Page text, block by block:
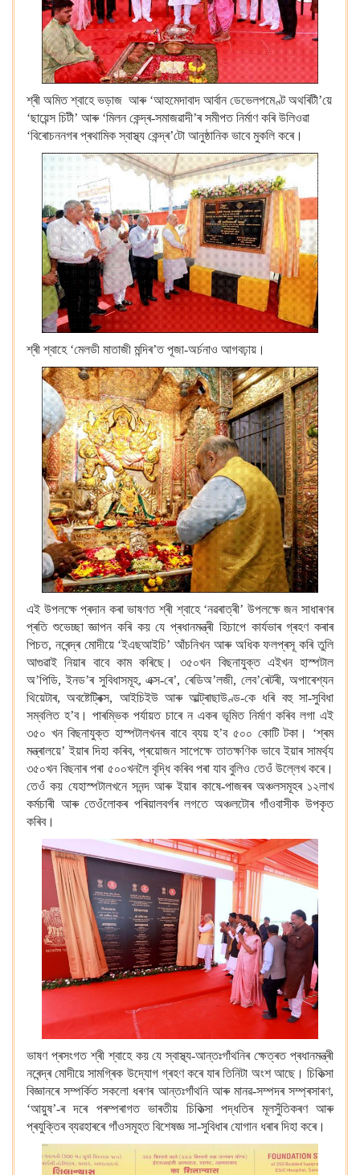
শ্ৰী অমিত শ্বাহে ভড়াজ আৰু ‘আহমেদাবাদ আৰ্বান ডেভেলপমেণ্ট অথৰিটী’য়ে
‘ছায়েন্স চিটী’ আৰু ‘মিলন কেন্দ্ৰ-সমাজৱাদী’ৰ সমীপত নিৰ্মাণ কৰি উলিওৱা
‘বিৰোচননগৰ প্ৰথামিক স্বাস্থ্য কেন্দ্ৰ’টো আনুষ্ঠানিক ভাবে মুকলি কৰে।
শ্ৰী শ্বাহে ‘মেলডী মাতাজী মন্দিৰ’ত পূজা-অৰ্চনাও আগবঢ়ায়।
এই উপলক্ষে প্ৰদান কৰা ভাষণত শ্ৰী শ্বাহে ‘নৱৰাত্ৰী’ উপলক্ষে জন সাধাৰণৰ
প্ৰতি শুভেচ্ছা জ্ঞাপন কৰি কয় যে প্ৰধানমন্ত্ৰী হিচাপে কাৰ্যভাৰ গ্ৰহণ কৰাৰ
পিচত, নৰেন্দ্ৰ মোদীয়ে ‘ইএছআইচি’ আঁচনিখন আৰু অধিক ফলপ্ৰসূ কৰি তুলি
আগুৱাই নিয়াৰ বাবে কাম কৰিছে। ৩৫০খন বিছনাযুক্ত এইখন হাস্পটাল
অ’পিডি, ইনড’ৰ সুবিধাসমূহ, এক্স-ৰে’, ৰেডিঅ’লজী, লেব’ৰেটৰী, অপাৰেশ্যন
থিয়েটাৰ, অবষ্টেট্ৰিক্স, আইচিইউ আৰু আল্ট্ৰাছাউণ্ড-কে ধৰি বহু সা-সুবিধা
সম্বলিত হ’ব। পাৰম্ভিক পৰ্যায়ত চাৰে ন একৰ ভূমিত নিৰ্মাণ কৰিব লগা এই
৩৫০ খন বিছনাযুক্ত হাস্পটালখনৰ বাবে ব্যয় হ’ব ৫০০ কোটি টকা। ‘শ্ৰম
মন্ত্ৰালয়ে’ ইয়াৰ দিহা কৰিব, প্ৰয়োজন সাপেক্ষে তাতক্ষণিক ভাবে ইয়াৰ সামৰ্থ্য
৩৫০খন বিছনাৰ পৰা ৫০০খনলৈ বৃদ্ধি কৰিব পৰা যাব বুলিও তেওঁ উল্লেখ কৰে।
তেওঁ কয় যেহাস্পটালখনে সনন্দ আৰু ইয়াৰ কাষে-পাজৰৰ অঞ্চলসমূহৰ ১২লাখ
কৰ্মচাৰী আৰু তেওঁলোকৰ পৰিয়ালবৰ্গৰ লগতে অঞ্চলটোৰ গাঁওবাসীক উপকৃত
কৰিব।
ভাষণ প্ৰসংগত শ্ৰী শ্বাহে কয় যে স্বাস্থ্য-আন্তঃগাঁথনিৰ ক্ষেত্ৰত প্ৰধানমন্ত্ৰী
নৰেন্দ্ৰ মোদীয়ে সামগ্ৰিক উদ্যোগ গ্ৰহণ কৰে যাৰ তিনিটা অংশ আছে। চিকিত্সা
বিজ্ঞানৰে সম্পৰ্কিত সকলো ধৰণৰ আন্তঃগাঁথনি আৰু মানৱ-সম্পদৰ সম্প্ৰসাৰণ,
‘আয়ুষ’-ৰ দৰে পৰম্পৰাগত ভাৰতীয় চিকিত্সা পদ্ধতিৰ মূলসুঁতিকৰণ আৰু
প্ৰযুক্তিৰ ব্যৱহাৰৰে গাঁওসমূহত বিশেষজ্ঞ সা-সুবিধাৰ যোগান ধৰাৰ দিহা কৰে।